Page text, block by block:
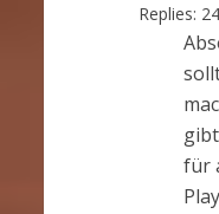
Replies:
für